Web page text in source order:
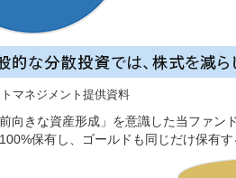
マネジメント提供資料
向きな資産形成」を意識した当ファン
保有し、ゴールドも同じだけ保有